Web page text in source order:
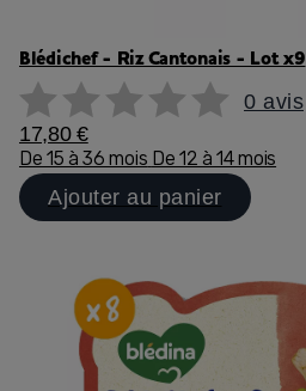
Blédichef - Riz Cantonais - Lot x9
0 avis
17,80 €
De 15 à 36 mois De 12 à 14 mois
Ajouter au panier